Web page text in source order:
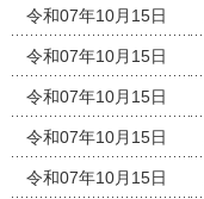
令和07年10月15日
令和07年10月15日
令和07年10月15日
令和07年10月15日
令和07年10月15日